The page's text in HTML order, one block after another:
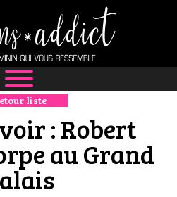
MODE
liste
: Robert
au Grand